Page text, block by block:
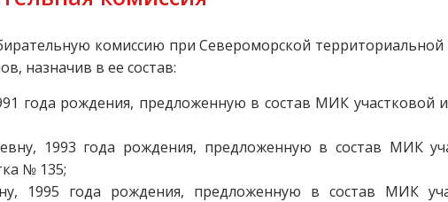
комиссию при Североморской территориальной
назначив в ее состав:
года рождения, предложенную в состав МИК участковой
1993 года рождения, предложенную в состав МИК
№ 135;
1995 года рождения, предложенную в состав МИК